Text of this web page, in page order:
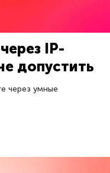
IP-
допустить
через умные